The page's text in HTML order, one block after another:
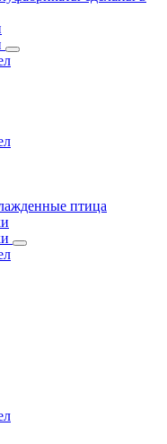
птица